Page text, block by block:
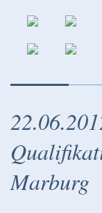
Marburg